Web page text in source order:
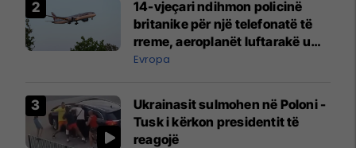
14-vjeçari ndihmon policinë
britanike për një telefonatë të
rreme, aeroplanët luftarakë u
ngritën në ajër për të
Mançesterit
Evropa
Ukrainasit sulmohen në Poloni -
Tusk i kërkon presidentit të
reagojë